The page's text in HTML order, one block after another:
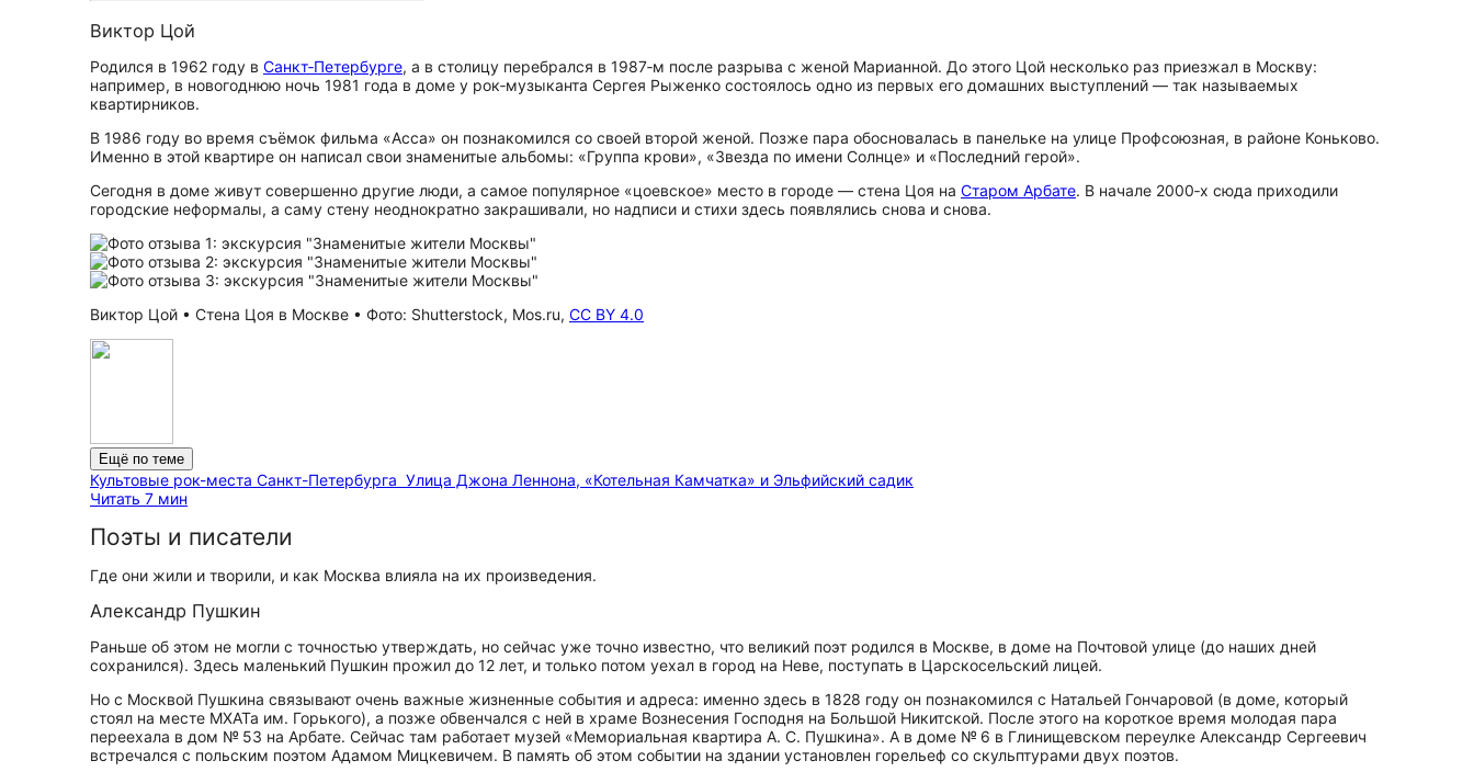
Виктор Цой
Родился в 1962 году в Санкт‑Петербурге, а в столицу перебрался в 1987‑м после разрыва с женой Марианной. До этого Цой несколько раз приезжал в Москву:
например, в новогоднюю ночь 1981 года в доме у рок‑музыканта Сергея Рыженко состоялось одно из первых его домашних выступлений — так называемых
квартирников.
В 1986 году во время съёмок фильма «Асса» он познакомился со своей второй женой. Позже пара обосновалась в панельке на улице Профсоюзная, в районе Коньково.
Именно в этой квартире он написал свои знаменитые альбомы: «Группа крови», «Звезда по имени Солнце» и «Последний герой».
Сегодня в доме живут совершенно другие люди, а самое популярное «цоевское» место в городе — стена Цоя на Старом Арбате. В начале 2000‑х сюда приходили
городские неформалы, а саму стену неоднократно закрашивали, но надписи и стихи здесь появлялись снова и снова.
Виктор Цой • Стена Цоя в Москве • Фото: Shutterstock, Mos.ru, CC BY 4.0
Ещё по теме
Культовые рок-места Санкт-Петербурга Улица Джона Леннона, «Котельная Камчатка» и Эльфийский садик
Читать 7 мин
Поэты и писатели
Где они жили и творили, и как Москва влияла на их произведения.
Александр Пушкин
Раньше об этом не могли с точностью утверждать, но сейчас уже точно известно, что великий поэт родился в Москве, в доме на Почтовой улице (до наших дней
сохранился). Здесь маленький Пушкин прожил до 12 лет, и только потом уехал в город на Неве, поступать в Царскосельский лицей.
Но с Москвой Пушкина связывают очень важные жизненные события и адреса: именно здесь в 1828 году он познакомился с Натальей Гончаровой (в доме, который
стоял на месте МХАТа им. Горького), а позже обвенчался с ней в храме Вознесения Господня на Большой Никитской. После этого на короткое время молодая пара
переехала в дом № 53 на Арбате. Сейчас там работает музей «Мемориальная квартира А. С. Пушкина». А в доме № 6 в Глинищевском переулке Александр Сергеевич
встречался с польским поэтом Адамом Мицкевичем. В память об этом событии на здании установлен горельеф со скульптурами двух поэтов.